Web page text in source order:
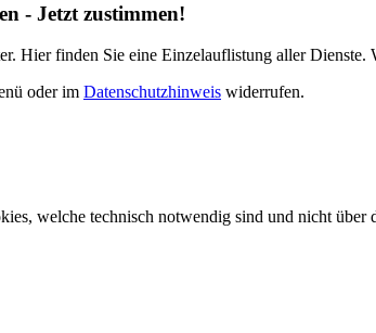
- Jetzt zustimmen!
Hier finden Sie eine Einzelauflistung aller
oder im Datenschutzhinweis widerrufen.
welche technisch notwendig sind und nicht